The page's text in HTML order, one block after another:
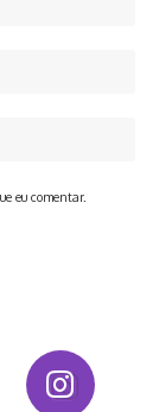
eu comentar.